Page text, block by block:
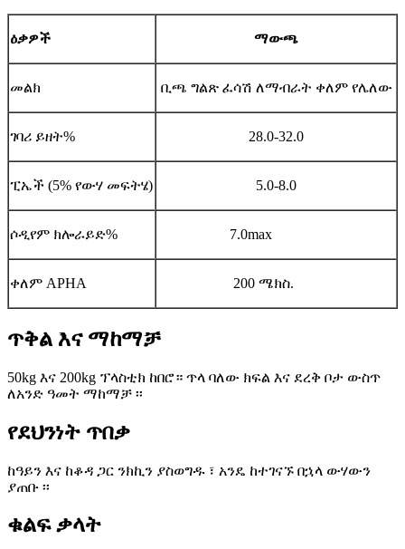
ዕቃዎች ማውጫ
መልክ ቢጫ ግልጽ ፈሳሽ ለማብራት ቀለም የሌለው
ገባሪ ይዘት% 28.0-32.0
ፒኤች (5% የውሃ መፍትሄ) 5.0-8.0
ሶዲየም ክሎራይድ% 7.0max
ቀለም APHA 200 ሜክስ.
ጥቅል እና ማከማቻ
50kg እና 200kg ፕላስቲክ ከበሮ። ጥላ ባለው ክፍል እና ደረቅ ቦታ ውስጥ
ለአንድ ዓመት ማከማቻ ፡፡
የደህንነት ጥበቃ
ከዓይን እና ከቆዳ ጋር ንክኪን ያስወግዱ ፣ አንዴ ከተገናኙ በኋላ ውሃውን
ያጠቡ ፡፡
ቁልፍ ቃላት